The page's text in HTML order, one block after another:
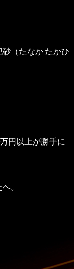
（たなか たかひ
円以上が勝手に
。